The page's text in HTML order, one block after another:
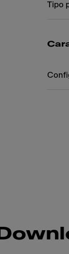
Tipo